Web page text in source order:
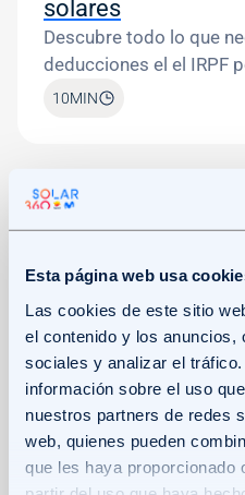
Esta página web usa
Las cookies de este sitio
el contenido y los anuncios,
sociales y analizar el
información sobre el uso
nuestros partners de redes
web, quienes pueden
que les haya proporcionado
solares
Descubre todo lo que
deducciones el el IRPF
10MIN
Image
19/12 JORGE
Subvenciones y
mejorar la